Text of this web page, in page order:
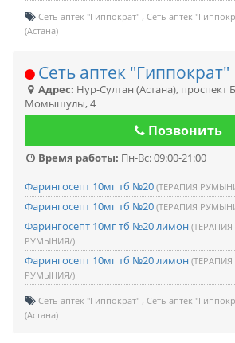
Сеть аптек "Гиппократ" Сеть аптек
(Астана)
Сеть аптек "Гиппократ"
Адрес: Нур-Султан (Астана), проспект
Момышулы, 4
Позвонить
Время работы: Пн-Вс: 09:00-21:00
Фарингосепт 10мг тб №20 (ТЕРАПИЯ
Фарингосепт 10мг тб №20 (ТЕРАПИЯ
Фарингосепт 10мг тб №20 лимон (ТЕРАПИЯ
РУМЫНИЯ/)
Фарингосепт 10мг тб №20 лимон (ТЕРАПИЯ
РУМЫНИЯ/)
Сеть аптек "Гиппократ" Сеть аптек
(Астана)